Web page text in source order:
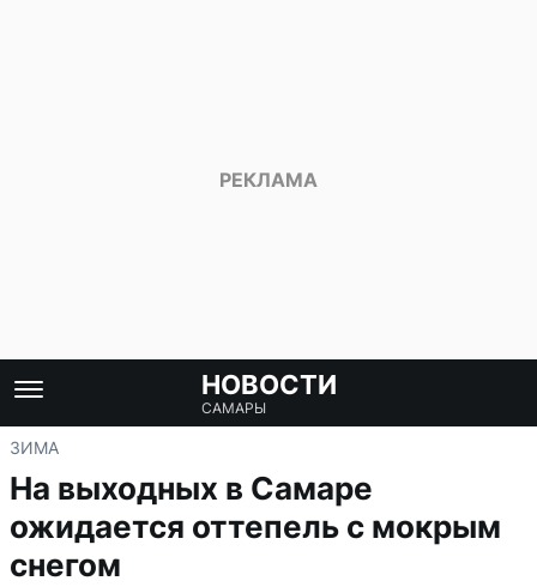
НОВОСТИ
САМАРЫ
ЗИМА
На выходных в Самаре
ожидается оттепель с мокрым
снегом